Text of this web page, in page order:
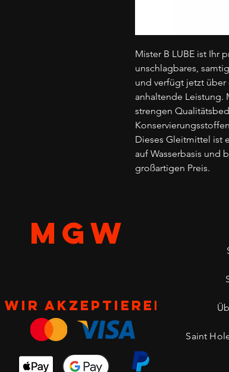
Mister B LUBE ist Ihr
unschlagbares,
und verfügt jetzt
anhaltende Leistung.
strengen
Dieses Gleitmittel ist
auf Wasserbasis und
großartigen Preis.
MGW
Wir akzeptieren
Saint